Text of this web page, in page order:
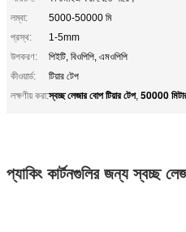
লম্বা:
5000-50000 মি
প্রস্থ:
1-5mm
উপকরণ:
পিইটি, বিওপিপি, এমওপিপি
কীওয়ার্ড:
টিয়ার টেপ
লক্ষণীয় করা:স্বচ্ছ লেজার বোপ টিয়ার টেপ, 50000 মিটার
প্যাকিং কার্টনগুলির জন্য স্বচ্ছ